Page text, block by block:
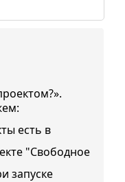
есть в
"Свободное
запуске